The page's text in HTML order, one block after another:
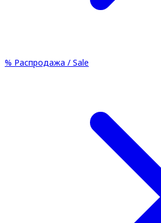
% Распродажа / Sale